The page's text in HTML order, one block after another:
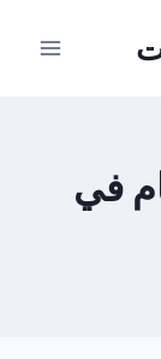
في